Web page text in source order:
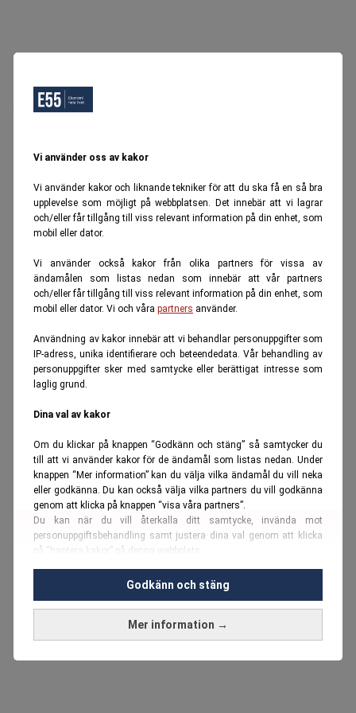
Vi använder oss av kakor
Vi använder kakor och liknande tekniker för att du ska få en så bra
upplevelse som möjligt på webbplatsen. Det innebär att vi lagrar
och/eller får tillgång till viss relevant information på din enhet, som
mobil eller dator.
Vi använder också kakor från olika partners för vissa av
ändamålen som listas nedan som innebär att vår partners
och/eller får tillgång till viss relevant information på din enhet, som
mobil eller dator. Vi och våra partners använder.
Användning av kakor innebär att vi behandlar personuppgifter som
IP-adress, unika identifierare och beteendedata. Vår behandling av
personuppgifter sker med samtycke eller berättigat intresse som
laglig grund.
Dina val av kakor
Om du klickar på knappen “Godkänn och stäng” så samtycker du
till att vi använder kakor för de ändamål som listas nedan. Under
knappen “Mer information” kan du välja vilka ändamål du vill neka
eller godkänna. Du kan också välja vilka partners du vill godkänna
genom att klicka på knappen “visa våra partners”.
Du kan när du vill återkalla ditt samtycke, invända mot
personuppgiftsbehandling samt justera dina val genom att klicka
på “hantera kakor” på denna webbplats.
Du kan fördjupa dig ytterligare i vårcookie-policy
Vi använder kakor och personuppgifter för dessa syften:
Nödvändiga cookies och liknande tekniker, anpassning av
Mer information →
Godkänn och stäng
Oops, Ett fel inträffade.